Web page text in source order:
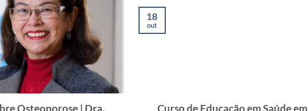
Osteoporose | Dra.
Curso de Educação em Saúde em
18
out